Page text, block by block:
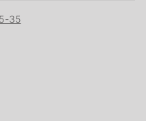
35